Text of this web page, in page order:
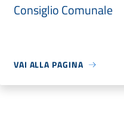
Consiglio Comunale
VAI ALLA PAGINA